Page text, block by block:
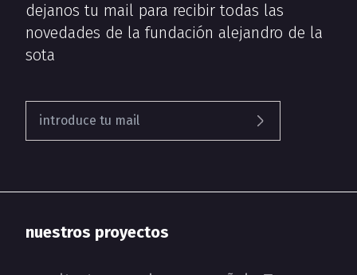
dejanos tu mail para recibir todas las
novedades de la fundación alejandro de la
sota
nuestros proyectos